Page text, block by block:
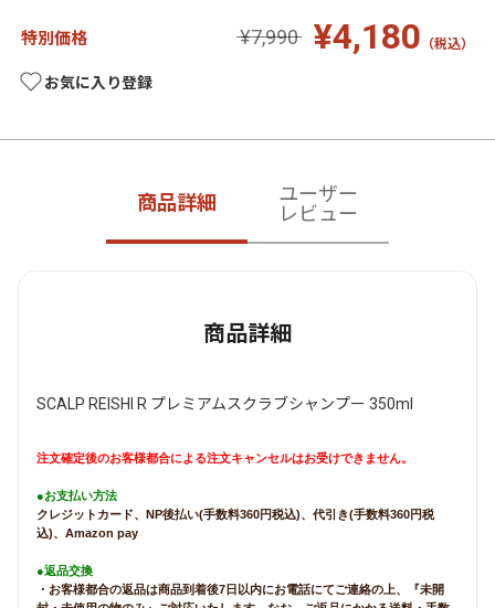
特別価格 ¥7,990 ¥4,180 （税込）
お気に入り登録
商品詳細
ユーザー
レビュー
商品詳細
SCALP REISHI R プレミアムスクラブシャンプー 350ml
注文確定後のお客様都合による注文キャンセルはお受けできません。
●お支払い方法
クレジットカード、NP後払い(手数料360円税込)、代引き(手数料360円税
込)、Amazon pay
●返品交換
・お客様都合の返品は商品到着後7日以内にお電話にてご連絡の上、『未開